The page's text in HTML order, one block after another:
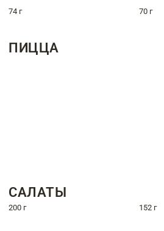
74 г 70 г
ПИЦЦА
САЛАТЫ
200 г 152 г